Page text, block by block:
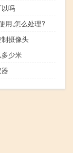
吗
用,怎么处理?
摄像头
少米